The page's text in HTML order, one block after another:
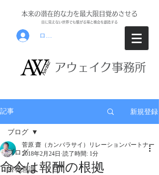
本来の潜在的な力を最大限目覚めさせる
目に見えない世界でも繋がる場と機会を創 造する
ログイン
アウ ェイク事務所
記事 新規登録
ブログ
潜在意識
ブログ
命令は報酬の根拠
菅原 齋（カンバラサイ）リレーションパートナー
2018年2月24日 読了時間: 1分